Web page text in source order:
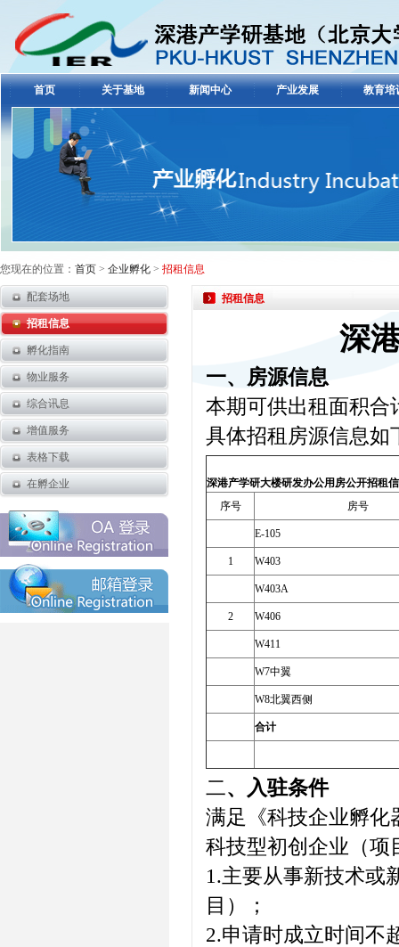
首页 关于基地 新闻中心 产业发展 教育培
您现在的位置： 首页 > 企业孵化 > 招租信息
招租信息
深
一、房源信息
本期可供出租面积合
具体招租房源信息如
深港产学研大楼研发办公用房公开招租
序号
房号
E-105
1 W403
W403A
2 W406
W411
W7中翼
W8北翼西侧
合计
二、入驻条件
满足《科技企业孵化
科技型初创企业（项
1.主要从事新技术或
目）；
2.申请时成立时间不
配套场地
招租信息
孵化指南
物业服务
综合讯息
增值服务
表格下载
在孵企业